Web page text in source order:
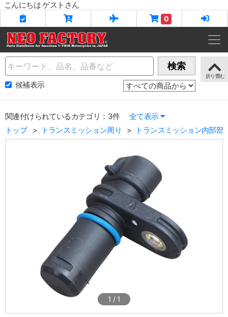
こんにちは ゲストさん
0
Name 検索
候補表示
関連付けられているカテゴリ：3件
全て表示
トップ
トランスミッション周り トランスミッション内部部
1 / 1